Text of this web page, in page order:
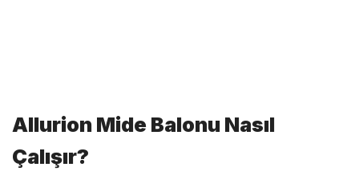
Allurion Mide Balonu Nasıl
Çalışır?